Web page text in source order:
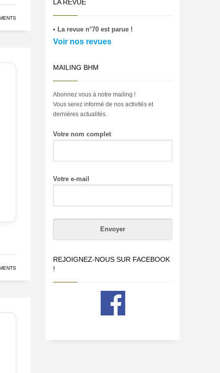
LA REVUE
• La revue n°70 est parue !
Voir nos revues
MAILING BHM
Abonnez vous à notre mailing !
Vous serez informé de nos activités et
dernières actualités.
Votre nom complet
Votre e-mail
REJOIGNEZ-NOUS SUR FACEBOOK
!